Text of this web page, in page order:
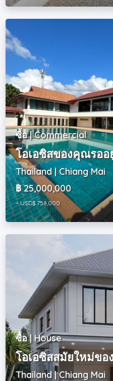
ซื้อ | Commercial
โอเอซิสของคุณรออ
Thailand | Chiang Mai
฿ 25,000,000
~ USD$ 758,000
ซื้อ | House
โอเอซิสสมัยใหม่ข
Thailand | Chiang Mai